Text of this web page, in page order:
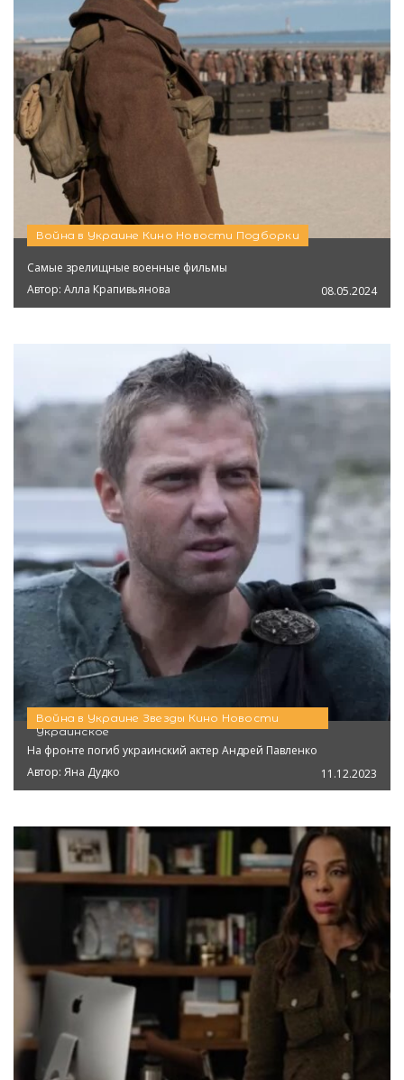
Война в Украине Кино Новости Подборки
Самые зрелищные военные фильмы
08.05.2024
Автор: Алла Крапивьянова
Война в Украине Звезды Кино Новости
Украинское
На фронте погиб украинский актер Андрей Павленко
11.12.2023
Автор: Яна Дудко